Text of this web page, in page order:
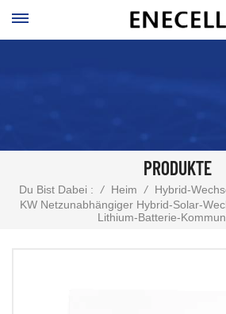
PRODUKTE
Du Bist Dabei : / Heim / Hybrid-
KW Netzunabhängiger Hybrid-Solar-
Lithium-Batterie-